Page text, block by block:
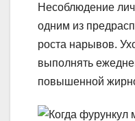
Несоблюдение
одним из
роста нарывов.
выполнять
повышенной